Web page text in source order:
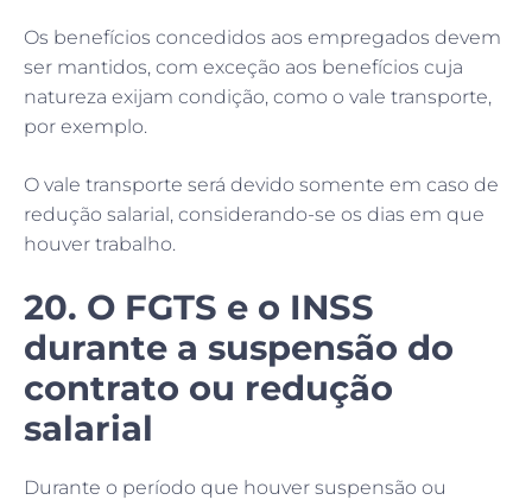
Os benefícios concedidos aos empregados devem
ser mantidos, com exceção aos benefícios cuja
natureza exijam condição, como o vale transporte,
por exemplo.
O vale transporte será devido somente em caso de
redução salarial, considerando-se os dias em que
houver trabalho.
20. O FGTS e o INSS
durante a suspensão do
contrato ou redução
salarial
Durante o período que houver suspensão ou